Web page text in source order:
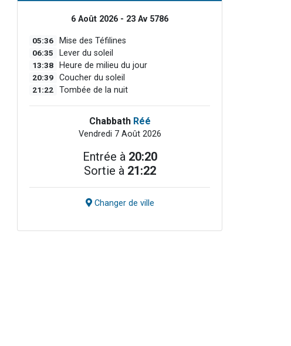
6 Août 2026 - 23 Av 5786
05:36 Mise des Téfilines
06:35 Lever du soleil
13:38 Heure de milieu du jour
20:39 Coucher du soleil
21:22 Tombée de la nuit
Chabbath Réé
Vendredi 7 Août 2026
Entrée à 20:20
Sortie à 21:22
Changer de ville